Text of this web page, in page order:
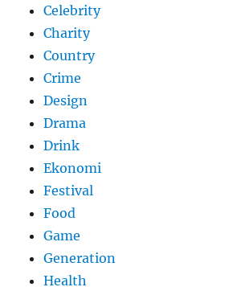
Celebrity
Charity
Country
Crime
Design
Drama
Drink
Ekonomi
Festival
Food
Game
Generation
Health